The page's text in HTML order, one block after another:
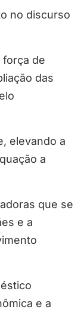
no discurso
força de
das
elevando a
a
que se
e a
e a